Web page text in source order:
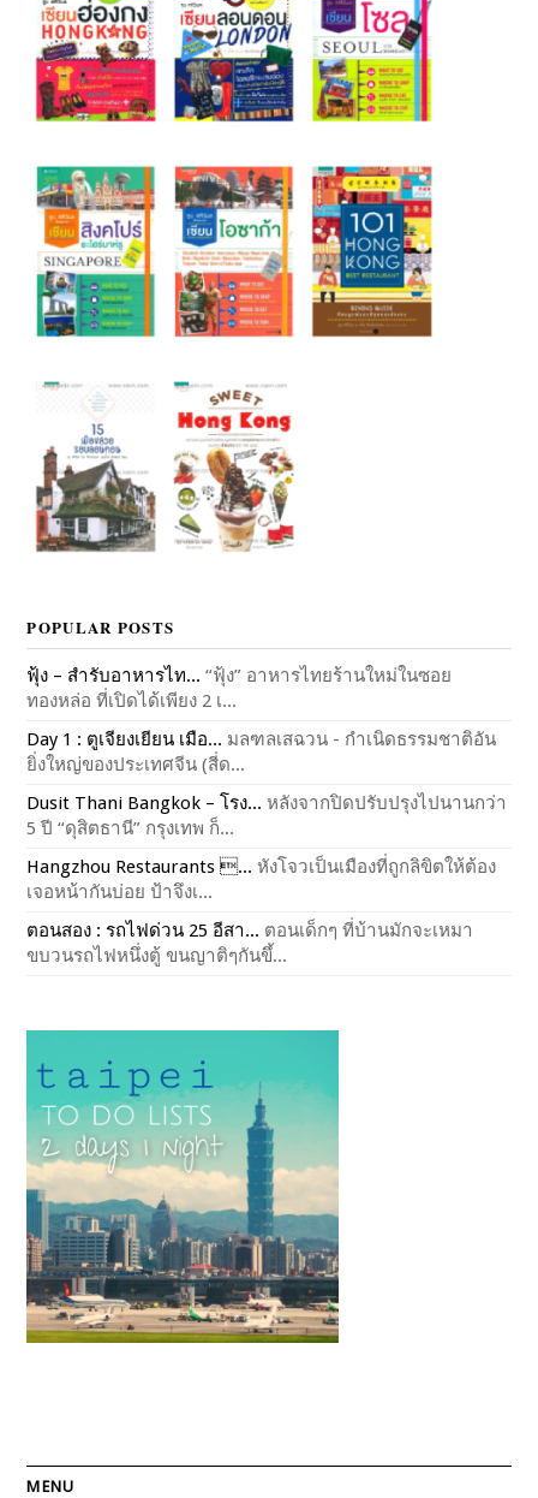
POPULAR POSTS
ฟุ้ง – สำรับอาหารไท... “ฟุ้ง” อาหารไทยร้านใหม่ในซอย
ทองหล่อ ที่เปิดได้เพียง 2 เ...
Day 1 : ตูเจียงเยียน เมือ... มลฑลเสฉวน - กำเนิดธรรมชาติอัน
ยิ่งใหญ่ของประเทศจีน (สี่ด...
Dusit Thani Bangkok – โรง... หลังจากปิดปรับปรุงไปนานกว่า
5 ปี “ดุสิตธานี” กรุงเทพ ก็...
Hangzhou Restaurants ... หังโจวเป็นเมืองที่ถูกลิขิตให้ต้อง
เจอหน้ากันบ่อย ป้าจึงเ...
ตอนสอง : รถไฟด่วน 25 อีสา... ตอนเด็กๆ ที่บ้านมักจะเหมา
ขบวนรถไฟหนึ่งตู้ ขนญาติๆกันขึ้...
MENU